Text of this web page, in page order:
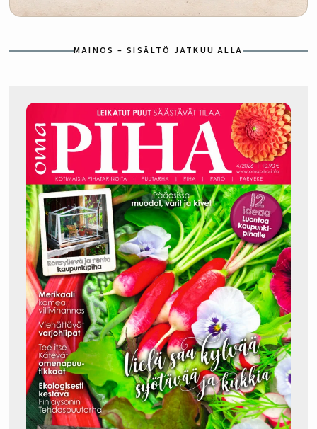
MAINOS – SISÄLTÖ JATKUU ALLA